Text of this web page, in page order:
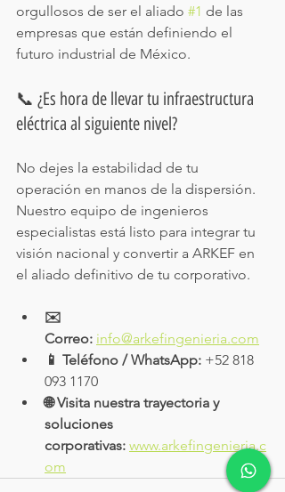
orgullosos de ser el aliado #1 de las
empresas que están definiendo el
futuro industrial de México.
📞 ¿Es hora de llevar tu infraestructura
eléctrica al siguiente nivel?
No dejes la estabilidad de tu
operación en manos de la dispersión.
Nuestro equipo de ingenieros
especialistas está listo para integrar tu
visión nacional y convertir a ARKEF en
el aliado definitivo de tu corporativo.
✉️
Correo: info@arkefingenieria.com
📱 Teléfono / WhatsApp: +52 818
093 1170
🌐 Visita nuestra trayectoria y
soluciones
corporativas: www.arkefingenieria.c
om